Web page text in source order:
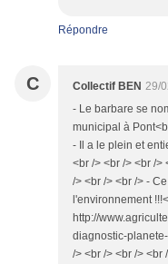
Répondre
C Collectif BEN 29/
- Le barbare se
municipal à
- Il a le plein et
<br /> <br /> <br />
/> <br /> <br /> -
l'environnement
http://
diagnostic-
/> <br /> <br />